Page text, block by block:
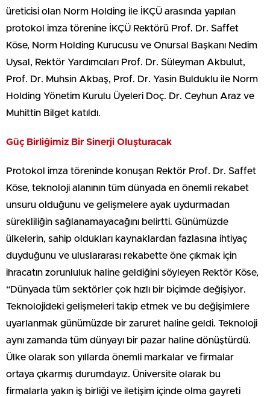
üreticisi olan Norm Holding ile İKÇÜ arasında yapılan
protokol imza törenine İKÇÜ Rektörü Prof. Dr. Saffet
Köse, Norm Holding Kurucusu ve Onursal Başkanı Nedim
Uysal, Rektör Yardımcıları Prof. Dr. Süleyman Akbulut,
Prof. Dr. Muhsin Akbaş, Prof. Dr. Yasin Bulduklu ile Norm
Holding Yönetim Kurulu Üyeleri Doç. Dr. Ceyhun Araz ve
Muhittin Bilget katıldı.
Güç Birliğimiz Bir Sinerji Oluşturacak
Protokol imza töreninde konuşan Rektör Prof. Dr. Saffet
Köse, teknoloji alanının tüm dünyada en önemli rekabet
unsuru olduğunu ve gelişmelere ayak uydurmadan
sürekliliğin sağlanamayacağını belirtti. Günümüzde
ülkelerin, sahip oldukları kaynaklardan fazlasına ihtiyaç
duyduğunu ve uluslararası rekabette öne çıkmak için
ihracatın zorunluluk haline geldiğini söyleyen Rektör Köse,
“Dünyada tüm sektörler çok hızlı bir biçimde değişiyor.
Teknolojideki gelişmeleri takip etmek ve bu değişimlere
uyarlanmak günümüzde bir zaruret haline geldi. Teknoloji
aynı zamanda tüm dünyayı bir pazar haline dönüştürdü.
Ülke olarak son yıllarda önemli markalar ve firmalar
ortaya çıkarmış durumdayız. Üniversite olarak bu
firmalarla yakın iş birliği ve iletişim içinde olma gayreti